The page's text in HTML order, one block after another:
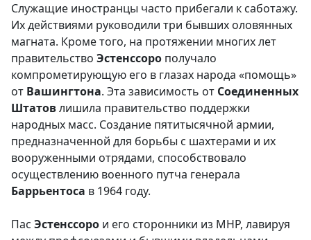
Служащие иностранцы часто прибегали к саботажу.
Их действиями руководили три бывших оловянных
магната. Кроме того, на протяжении многих лет
правительство Эстенссоро получало
компрометирующую его в глазах народа «помощь»
от Вашингтона. Эта зависимость от Соединенных
Штатовлишила правительство поддержки
народных масс. Создание пятитысячной армии,
предназначенной для борьбы с шахтерами и их
вооруженными отрядами, способствовало
осуществлению военного путча генерала
Баррьентоса в 1964 году.
Пас Эстенссоро и его сторонники из МНР, лавируя